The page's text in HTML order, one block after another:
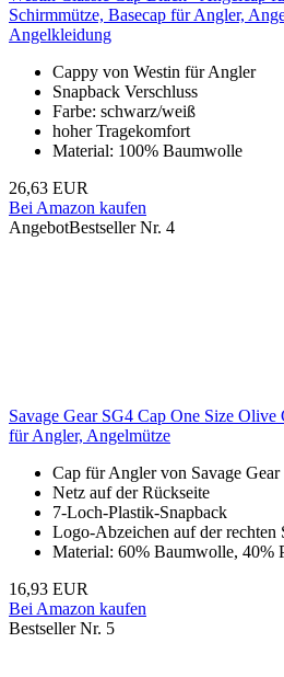
Schirmmütze, Basecap für Angler,
Angelkleidung
Cappy von Westin für Angler
Snapback Verschluss
Farbe: schwarz/weiß
hoher Tragekomfort
Material: 100% Baumwolle
26,63 EUR
Bei Amazon kaufen
AngebotBestseller Nr. 4
Savage Gear SG4 Cap One Size
für Angler, Angelmütze
Cap für Angler von Savage Gear
Netz auf der Rückseite
7-Loch-Plastik-Snapback
Logo-Abzeichen auf der rechten
Material: 60% Baumwolle, 40%
16,93 EUR
Bei Amazon kaufen
Bestseller Nr. 5